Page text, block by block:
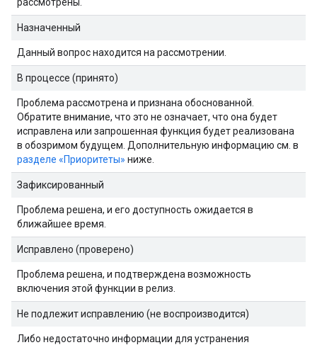
Назначенный
Данный вопрос находится на рассмотрении.
В процессе (принято)
Проблема рассмотрена и признана обоснованной.
Обратите внимание, что это не означает, что она будет
исправлена ​​или запрошенная функция будет реализована
в обозримом будущем. Дополнительную информацию см. в
разделе «Приоритеты» ниже.
Зафиксированный
Проблема решена, и его доступность ожидается в
ближайшее время.
Исправлено (проверено)
Проблема решена, и подтверждена возможность
включения этой функции в релиз.
Не подлежит исправлению (не воспроизводится)
Либо недостаточно информации для устранения